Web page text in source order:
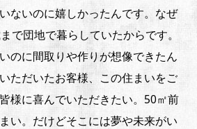
ないのに嬉しかったんです。なぜ
で団地で暮らしていたからです。
のに間取りや作りが想像できたん
ただいたお客様、この住まいをご
様に喜んでいただきたい。50㎡前
い。だけどそこには夢や未来がい